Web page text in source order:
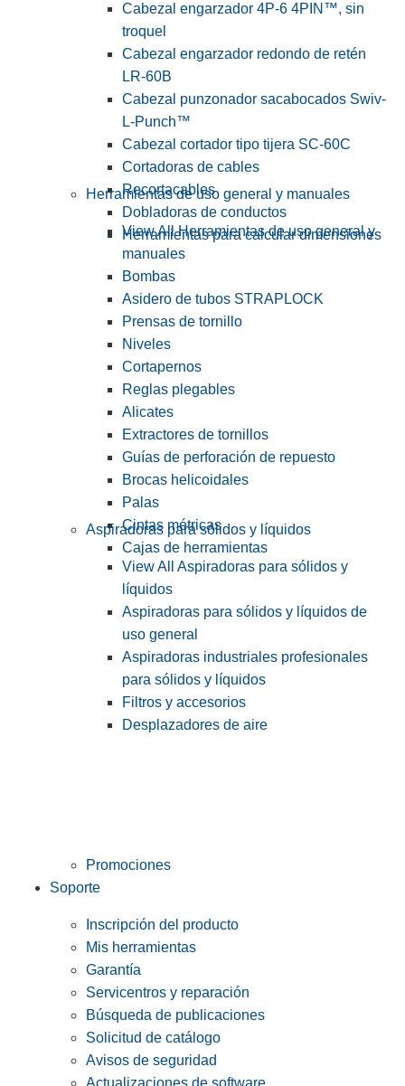
Cabezal engarzador 4P-6 4PIN™, sin
troquel
Cabezal engarzador redondo de retén
LR-60B
Cabezal punzonador sacabocados Swiv-
L-Punch™
Cabezal cortador tipo tijera SC-60C
Cortadoras de cables
Recortacables
Dobladoras de conductos
Herramientas para calcular dimensiones
Herramientas de uso general y manuales
View All Herramientas de uso general y
manuales
Bombas
Asidero de tubos STRAPLOCK
Prensas de tornillo
Niveles
Cortapernos
Reglas plegables
Alicates
Extractores de tornillos
Guías de perforación de repuesto
Brocas helicoidales
Palas
Cintas métricas
Cajas de herramientas
Aspiradoras para sólidos y líquidos
View All Aspiradoras para sólidos y
líquidos
Aspiradoras para sólidos y líquidos de
uso general
Aspiradoras industriales profesionales
para sólidos y líquidos
Filtros y accesorios
Desplazadores de aire
Promociones
Soporte
Inscripción del producto
Mis herramientas
Garantía
Servicentros y reparación
Búsqueda de publicaciones
Solicitud de catálogo
Avisos de seguridad